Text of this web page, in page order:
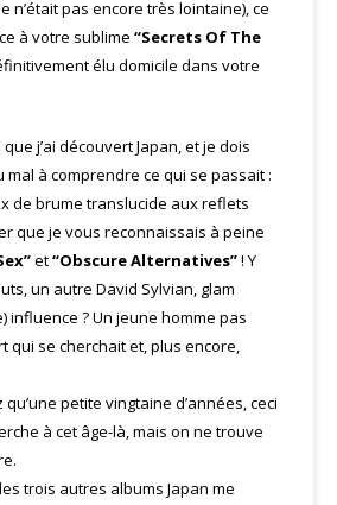
n’était pas encore très lointaine), ce
à votre sublime “Secrets Of The
élu domicile dans votre
j’ai découvert Japan, et je dois
mal à comprendre ce qui se passait :
de brume translucide aux reflets
que je vous reconnaissais à peine
et“Obscure Alternatives”! Y
un autre David Sylvian, glam
influence ? Un jeune homme pas
qui se cherchait et, plus encore,
qu’une petite vingtaine d’années, ceci
à cet âge-là, mais on ne trouve
trois autres albums Japan me